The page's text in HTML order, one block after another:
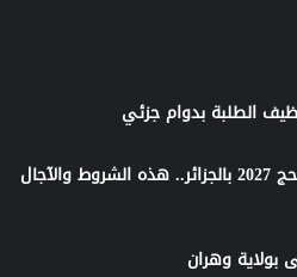
الطلبة بدوام جزئي
انطلاق التسجيل في قرعة الحج 2027 بالجزائر.. هذه الشروط والآجال
بولاية وهران